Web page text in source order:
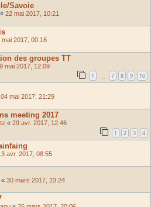
Savoie
« 22 mai 2017, 10:21
mai 2017, 00:16
des groupes TT
mai 2017, 12:09
1 7 8 9 10
04 mai 2017, 21:29
meeting 2017
« 29 avr. 2017, 12:46
1 2 3 4
avr. 2017, 08:55
« 30 mars 2017, 23:24